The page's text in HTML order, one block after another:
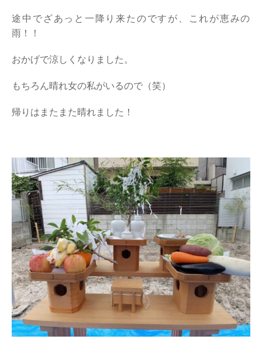
途中でざあっと一降り来たのですが、これが恵みの
雨！！
おかげで涼しくなりました。
もちろん晴れ女の私がいるので（笑）
帰りはまたまた晴れました！